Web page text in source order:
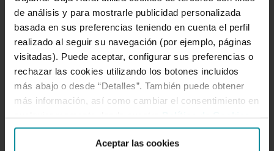
de análisis y para mostrarle publicidad personalizada
basada en sus preferencias teniendo en cuenta el perfil
realizado al seguir su navegación (por ejemplo, páginas
visitadas). Puede aceptar, configurar sus preferencias o
rechazar las cookies utilizando los botones incluidos
más abajo o desde “Detalles”. También puede obtener
más información, así como cambiar el consentimiento en
Aceptar las cookies
refuerza
la
apuesta
de
Grupo
Cajamar
por
18 de diciembre de 2025
“Finanzas Que Te Hacen
Crecer” alcanza su X edición y
refuerza la apuesta de Grupo
financiera.